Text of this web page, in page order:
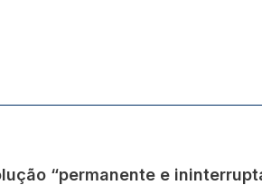
“permanente e